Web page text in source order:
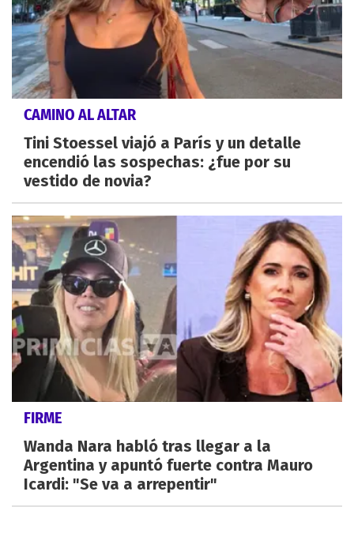
CAMINO AL ALTAR
Tini Stoessel viajó a París y un detalle
encendió las sospechas: ¿fue por su
vestido de novia?
FIRME
Wanda Nara habló tras llegar a la
Argentina y apuntó fuerte contra Mauro
Icardi: "Se va a arrepentir"